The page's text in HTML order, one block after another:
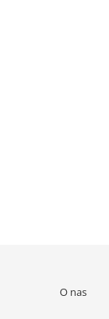
O nas